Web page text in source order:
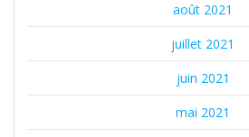
août 2021
juillet 2021
juin 2021
mai 2021